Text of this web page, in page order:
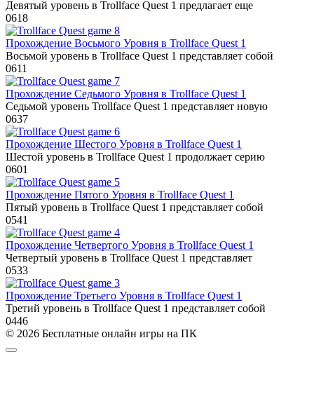
Девятый уровень в Trollface Quest 1 предлагает еще
0618
Прохождение Восьмого Уровня в Trollface Quest 1
Восьмой уровень в Trollface Quest 1 представляет собой
0611
Прохождение Седьмого Уровня в Trollface Quest 1
Седьмой уровень Trollface Quest 1 представляет новую
0637
Прохождение Шестого Уровня в Trollface Quest 1
Шестой уровень в Trollface Quest 1 продолжает серию
0601
Прохождение Пятого Уровня в Trollface Quest 1
Пятый уровень в Trollface Quest 1 представляет собой
0541
Прохождение Четвертого Уровня в Trollface Quest 1
Четвертый уровень в Trollface Quest 1 представляет
0533
Прохождение Третьего Уровня в Trollface Quest 1
Третий уровень в Trollface Quest 1 представляет собой
0446
© 2026 Бесплатные онлайн игры на ПК